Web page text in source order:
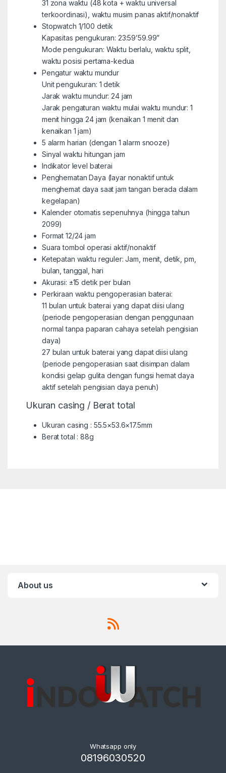
31 zona waktu (48 kota + waktu universal
terkoordinasi), waktu musim panas aktif/nonaktif
Stopwatch 1/100 detik
Kapasitas pengukuran: 23:59’59.99”
Mode pengukuran: Waktu berlalu, waktu split,
waktu posisi pertama-kedua
Pengatur waktu mundur
Unit pengukuran: 1 detik
Jarak waktu mundur: 24 jam
Jarak pengaturan waktu mulai waktu mundur: 1
menit hingga 24 jam (kenaikan 1 menit dan
kenaikan 1 jam)
5 alarm harian (dengan 1 alarm snooze)
Sinyal waktu hitungan jam
Indikator level baterai
Penghematan Daya (layar nonaktif untuk
menghemat daya saat jam tangan berada dalam
kegelapan)
Kalender otomatis sepenuhnya (hingga tahun
2099)
Format 12/24 jam
Suara tombol operasi aktif/nonaktif
Ketepatan waktu reguler: Jam, menit, detik, pm,
bulan, tanggal, hari
Akurasi: ±15 detik per bulan
Perkiraan waktu pengoperasian baterai:
11 bulan untuk baterai yang dapat diisi ulang
(periode pengoperasian dengan penggunaan
normal tanpa paparan cahaya setelah pengisian
daya)
27 bulan untuk baterai yang dapat diisi ulang
(periode pengoperasian saat disimpan dalam
kondisi gelap gulita dengan fungsi hemat daya
aktif setelah pengisian daya penuh)
Ukuran casing / Berat total
Ukuran casing : 55.5×53.6×17.5mm
Berat total : 88g
About us
Whatsapp only
08196030520